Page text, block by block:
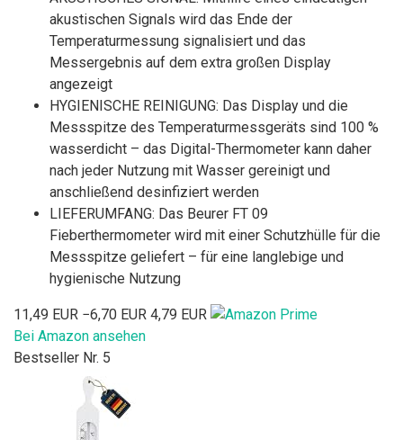
akustischen Signals wird das Ende der
Temperaturmessung signalisiert und das
Messergebnis auf dem extra großen Display
angezeigt
HYGIENISCHE REINIGUNG: Das Display und die
Messspitze des Temperaturmessgeräts sind 100 %
wasserdicht – das Digital-Thermometer kann daher
nach jeder Nutzung mit Wasser gereinigt und
anschließend desinfiziert werden
LIEFERUMFANG: Das Beurer FT 09
Fieberthermometer wird mit einer Schutzhülle für die
Messspitze geliefert – für eine langlebige und
hygienische Nutzung
11,49 EUR −6,70 EUR 4,79 EUR
Bei Amazon ansehen
Bestseller Nr. 5